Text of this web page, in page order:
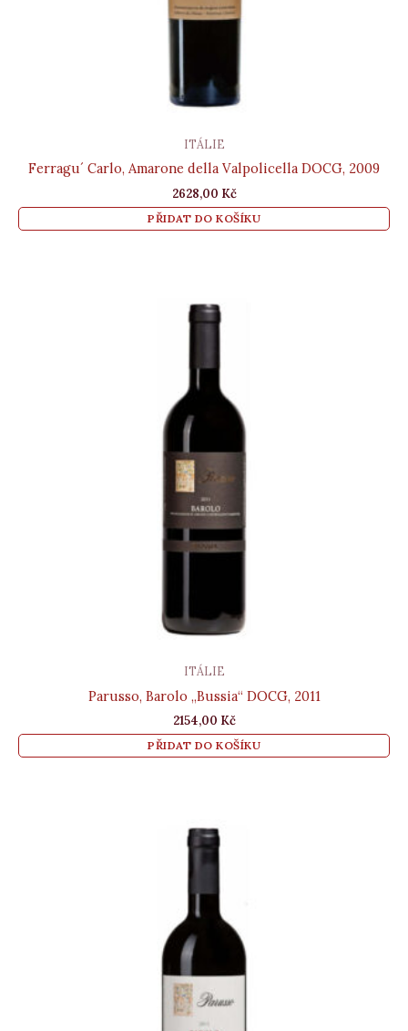
ITÁLIE
Ferragu´ Carlo, Amarone della Valpolicella DOCG, 2009
2628,00 Kč
PŘIDAT DO KOŠÍKU
ITÁLIE
Parusso, Barolo „Bussia“ DOCG, 2011
2154,00 Kč
PŘIDAT DO KOŠÍKU